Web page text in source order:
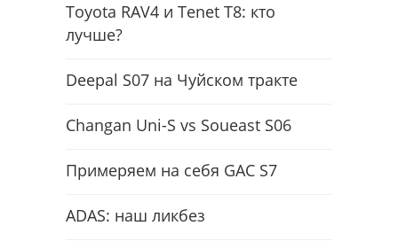
Toyota RAV4 и Tenet T8: кто
лучше?
Deepal S07 на Чуйском тракте
Changan Uni-S vs Soueast S06
Примеряем на себя GAC S7
ADAS: наш ликбез